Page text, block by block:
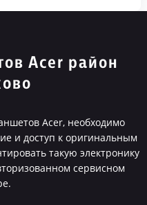
Acer район
Acer, необходимо
и доступ к оригинальным
такую электронику
сервисном